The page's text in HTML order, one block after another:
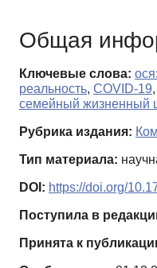
Общая
Ключевые слова:
реальность, COVID-19,
семейный жизненный
Рубрика издания:
Тип материала:
DOI: https://doi.org/
Поступила в
Принята к